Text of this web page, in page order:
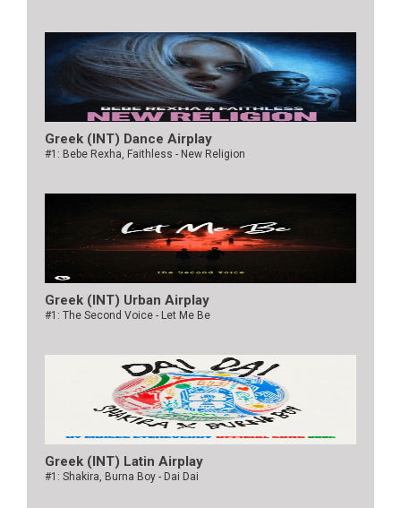
Greek (INT) Dance Airplay
#1: Bebe Rexha, Faithless - New Religion
Greek (INT) Urban Airplay
#1: The Second Voice - Let Me Be
Greek (INT) Latin Airplay
#1: Shakira, Burna Boy - Dai Dai